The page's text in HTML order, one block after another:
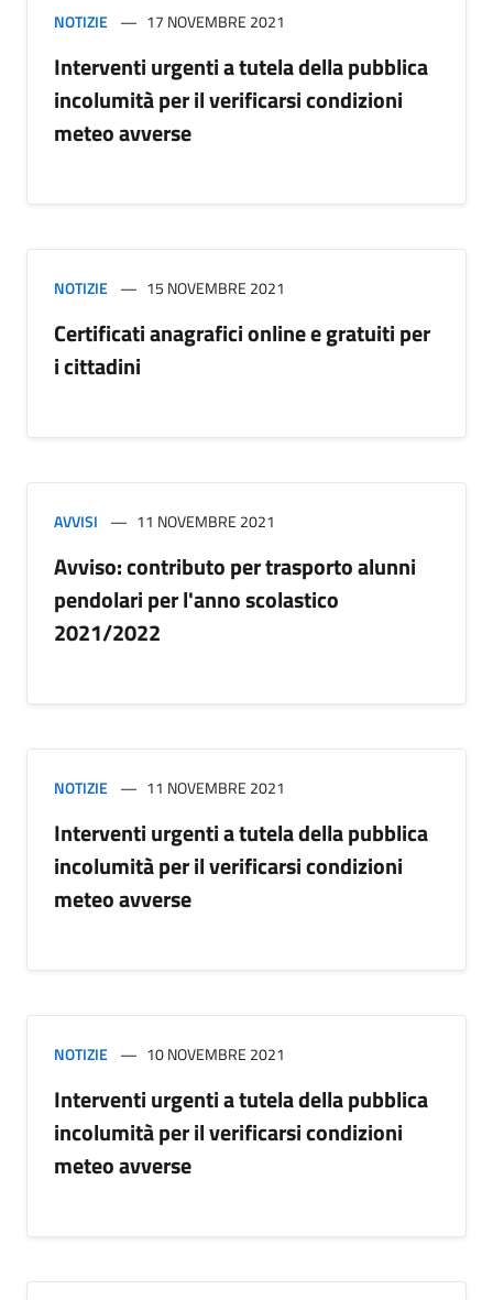
NOTIZIE 17 NOVEMBRE 2021
Interventi urgenti a tutela della pubblica
incolumità per il verificarsi condizioni
meteo avverse
NOTIZIE 15 NOVEMBRE 2021
Certificati anagrafici online e gratuiti per
i cittadini
AVVISI 11 NOVEMBRE 2021
Avviso: contributo per trasporto alunni
pendolari per l'anno scolastico
2021/2022
NOTIZIE 11 NOVEMBRE 2021
Interventi urgenti a tutela della pubblica
incolumità per il verificarsi condizioni
meteo avverse
NOTIZIE 10 NOVEMBRE 2021
Interventi urgenti a tutela della pubblica
incolumità per il verificarsi condizioni
meteo avverse